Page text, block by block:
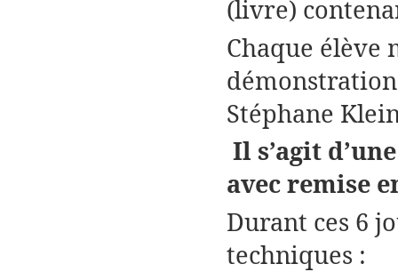
(livre)
Chaque
Stéphane
Il s’agit
avec remise
Durant ces 6
techniques :